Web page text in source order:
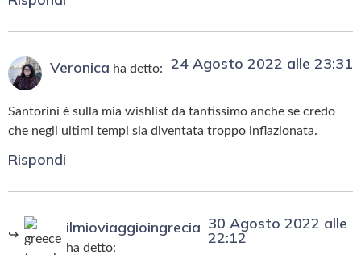
Veronica ha detto: 24 Agosto 2022 alle 23:31
Santorini è sulla mia wishlist da tantissimo anche se credo
che negli ultimi tempi sia diventata troppo inflazionata.
Rispondi
ilmioviaggioingrecia
ha detto:
30 Agosto 2022 alle
22:12